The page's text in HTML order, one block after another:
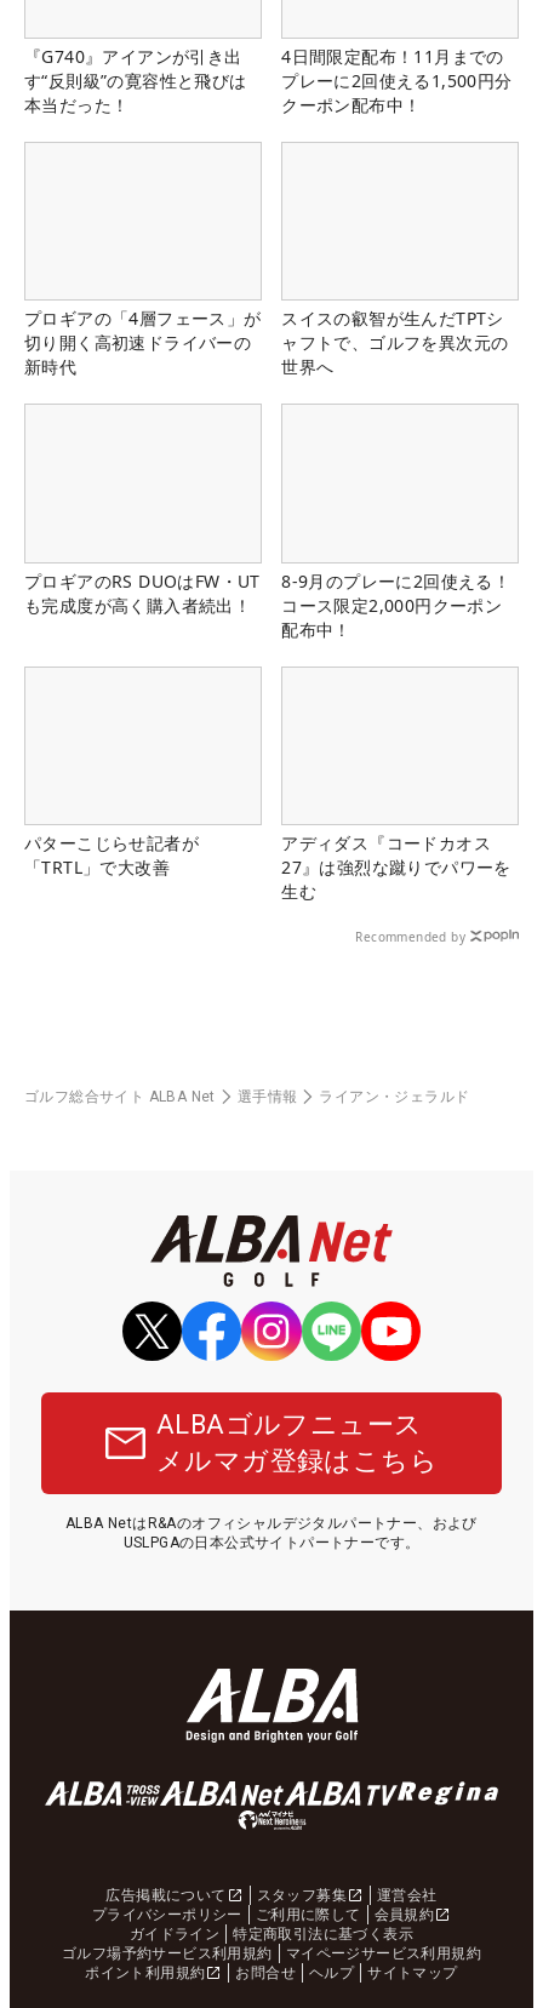
『G740』アイアンが引き出
す“反則級”の寛容性と飛びは
本当だった！
4日間限定配布！11月までの
プレーに2回使える1,500円分
クーポン配布中！
プロギアの「4層フェース」が
切り開く高初速ドライバーの
新時代
スイスの叡智が生んだTPTシ
ャフトで、ゴルフを異次元の
世界へ
プロギアのRS DUOはFW・UT
も完成度が高く購入者続出！
8-9月のプレーに2回使える！
コース限定2,000円クーポン
配布中！
パターこじらせ記者が
「TRTL」で大改善
アディダス『コードカオス
27』は強烈な蹴りでパワーを
生む
Recommended by
ゴルフ総合サイト ALBA Net 選手情報 ライアン・ジェラルド
ALBAゴルフニュース
メルマガ登録はこちら
ALBA NetはR&Aのオフィシャルデジタルパートナー、および
USLPGAの日本公式サイトパートナーです。
広告掲載について スタッフ募集
運営会社
プライバシーポリシー
ご利用に際して
会員規約
ガイドライン
特定商取引法に基づく表示
ゴルフ場予約サービス利用規約
マイページサービス利用規約
ポイント利用規約
お問合せ ヘルプ サイトマップ